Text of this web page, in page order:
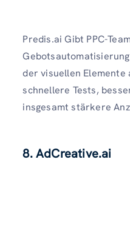
Predis.ai Gibt PPC-
der visuellen Elemente
schnellere Tests,
insgesamt stärkere
8. AdCreative.ai